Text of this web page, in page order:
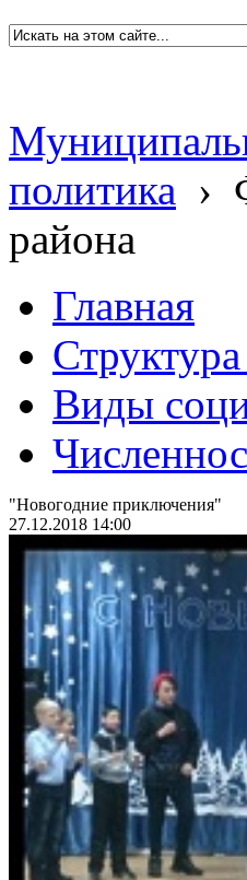
политика ›
района
Главная
Виды
"Новогодние приключения"
27.12.2018 14:00